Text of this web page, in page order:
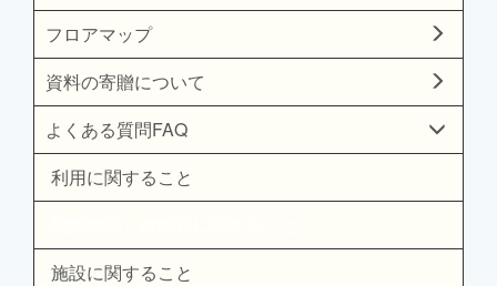
フロアマップ
資料の寄贈について
よくある質問FAQ
利用に関すること
施設に関すること